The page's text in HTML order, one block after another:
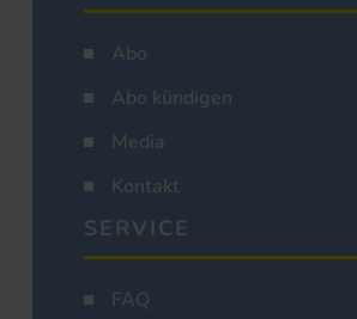
Abo
Abo kündigen
Media
Kontakt
SERVICE
FAQ